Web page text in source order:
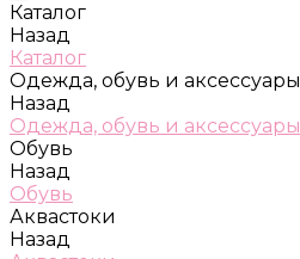
Каталог
Назад
Каталог
Одежда, обувь и аксессуары
Назад
Одежда, обувь и аксессуары
Обувь
Назад
Обувь
Аквастоки
Назад